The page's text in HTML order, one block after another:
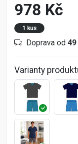
978 Kč
1 kus
Doprava od 49
Varianty